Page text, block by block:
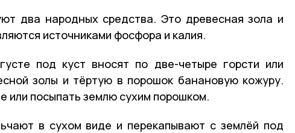
два народных средства. Это древесная зола и
источниками фосфора и калия.
под куст вносят по две-четыре горсти или
золы и тёртую в порошок банановую кожуру.
или посыпать землю сухим порошком.
в сухом виде и перекапывают с землёй под